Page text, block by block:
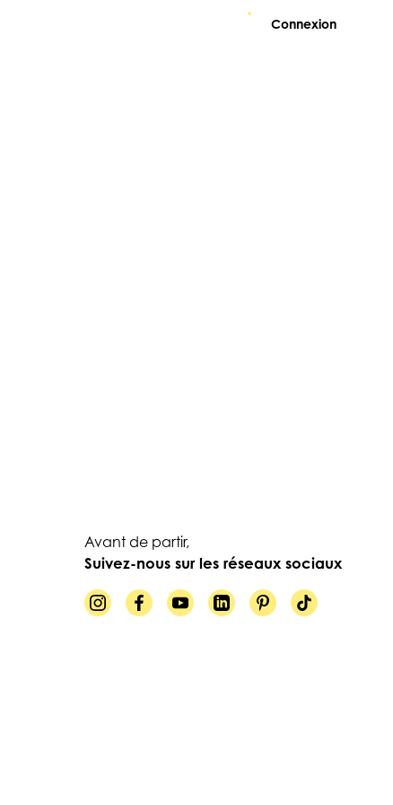
Connexion
Avant de partir,
Suivez-nous sur les réseaux sociaux